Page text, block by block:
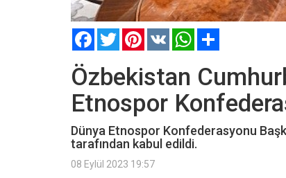
FacebookTwitterPinterest
VK WhatsApp
Özbekistan
Etnospor
Dünya Etnospor Konfederasyonu
tarafından kabul edildi.
08 Eylül 2023 19:57